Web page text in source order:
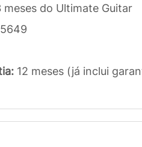
meses do Ultimate Guitar
12 meses (já inclui